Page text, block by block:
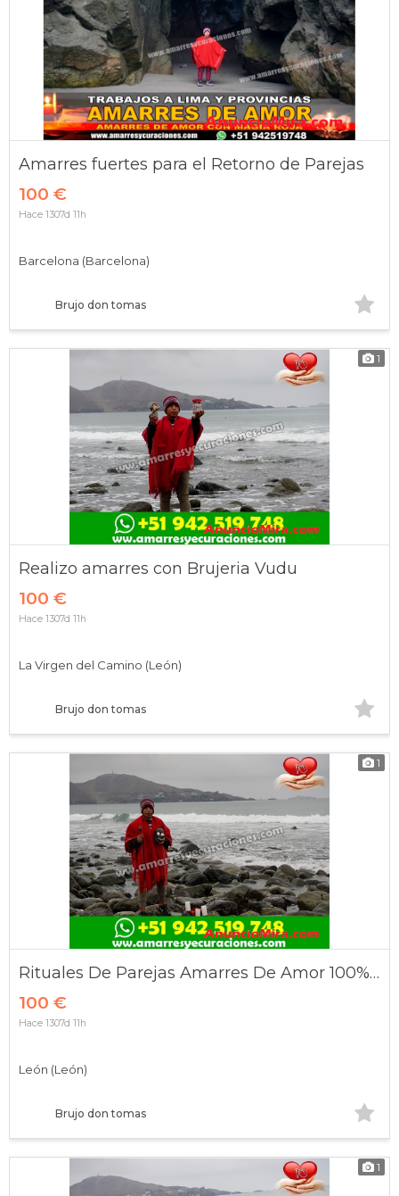
Amarres fuertes para el Retorno de Parejas
100 €
Brujo don tomas
Barcelona (Barcelona)
Hace 1307d 11h
1
Realizo amarres con Brujeria Vudu
100 €
Brujo don tomas
La Virgen del Camino (León)
Hace 1307d 11h
1
Rituales De Parejas Amarres De Amor 100% Efectivos
100 €
Brujo don tomas
León (León)
Hace 1307d 11h
1